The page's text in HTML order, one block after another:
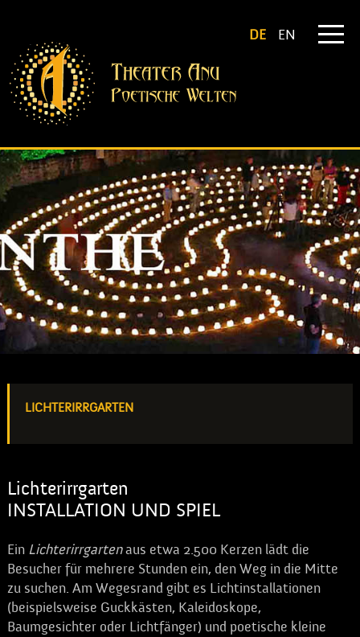
DE EN
LICHTERIRRGARTEN
Lichterirrgarten
INSTALLATION UND SPIEL
Ein Lichterirrgartenaus etwa 2.500 Kerzen lädt die
Besucher für mehrere Stunden ein, den Weg in die Mitte
zu suchen. Am Wegesrand gibt es Lichtinstallationen
(beispielsweise Guckkästen, Kaleidoskope,
Baumgesichter oder Lichtfänger) und poetische kleine